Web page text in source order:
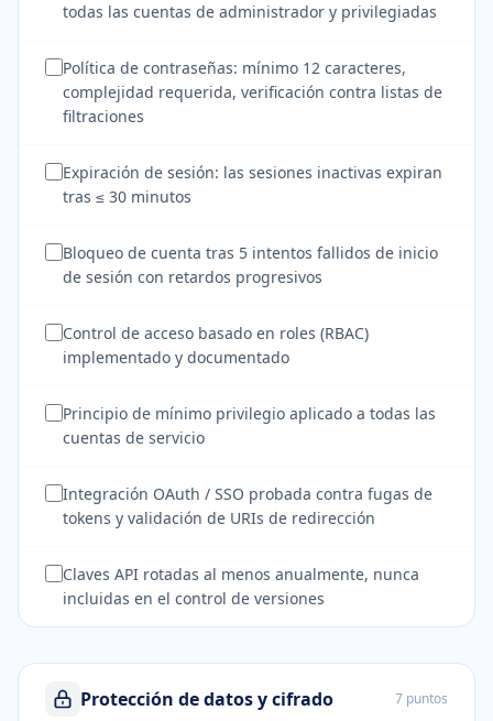
todas las cuentas de administrador y privilegiadas
Política de contraseñas: mínimo 12 caracteres,
complejidad requerida, verificación contra listas de
filtraciones
Expiración de sesión: las sesiones inactivas expiran
tras ≤ 30 minutos
Bloqueo de cuenta tras 5 intentos fallidos de inicio
de sesión con retardos progresivos
Control de acceso basado en roles (RBAC)
implementado y documentado
Principio de mínimo privilegio aplicado a todas las
cuentas de servicio
Integración OAuth / SSO probada contra fugas de
tokens y validación de URIs de redirección
Claves API rotadas al menos anualmente, nunca
incluidas en el control de versiones
Protección de datos y cifrado 7 puntos